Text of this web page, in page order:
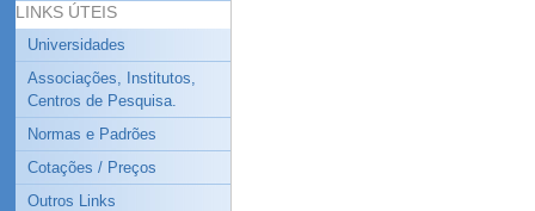
LINKS ÚTEIS
Universidades
Associações, Institutos,
Centros de Pesquisa.
Normas e Padrões
Cotações / Preços
Outros Links